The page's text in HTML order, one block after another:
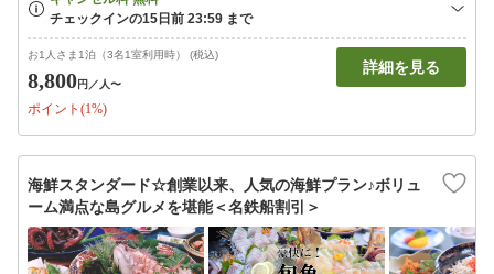
お1人さま1泊（3名1室利用時） (税込)
8,800円 ／人〜
ポイント(1%)
詳細を見る
海鮮スタンダード☆創業以来、人気の海鮮プラン♪ボリュ
ーム満点な島グルメを堪能＜名鉄船割引＞